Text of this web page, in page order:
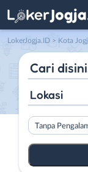
LokerJogja.ID > Kota
Lokasi
Tanpa